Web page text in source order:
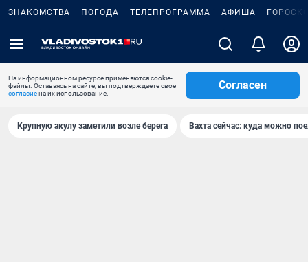
ЗНАКОМСТВА ПОГОДА ТЕЛЕПРОГРАММА АФИША
На информационном ресурсе применяются cookie-
файлы. Оставаясь на сайте, вы подтверждаете свое
согласиена их использование.
Согласен
Крупную акулу заметили возле берега Вахта сейчас: куда можно